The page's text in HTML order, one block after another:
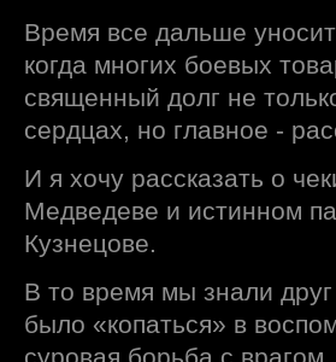
Время все дальше
когда многих боевых
священный долг не
сердцах, но главное -
И я хочу рассказать о
Медведеве и истинном
Кузнецове.
В то время мы знали
было «копаться» в